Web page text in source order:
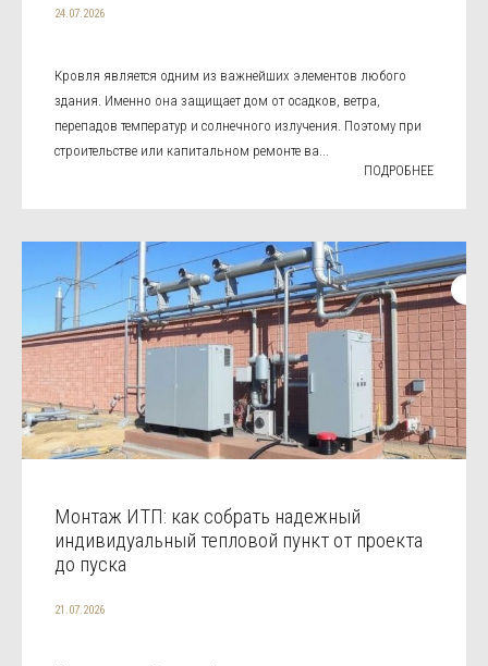
24.07.2026
Кровля является одним из важнейших элементов любого
здания. Именно она защищает дом от осадков, ветра,
перепадов температур и солнечного излучения. Поэтому при
строительстве или капитальном ремонте ва...
ПОДРОБНЕЕ
Монтаж ИТП: как собрать надежный
индивидуальный тепловой пункт от проекта
до пуска
21.07.2026